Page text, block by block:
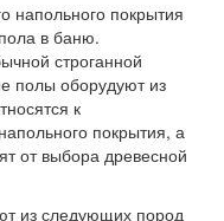
напольного покрытия
в баню.
строганной
полы оборудуют из
к
покрытия, а
от выбора древесной
из следующих пород